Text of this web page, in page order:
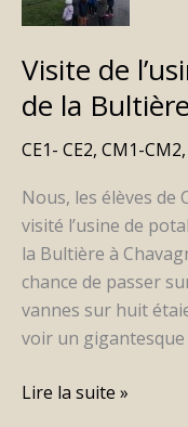
Visite de
de la Bultière
CE1- CE2, CM1-CM2,
Nous, les élèves de
visité l’usine de
la Bultière à
chance de passer
vannes sur huit
voir un gigantesque
l’usine
potabilisation
de
Bultière
Lire la suite »